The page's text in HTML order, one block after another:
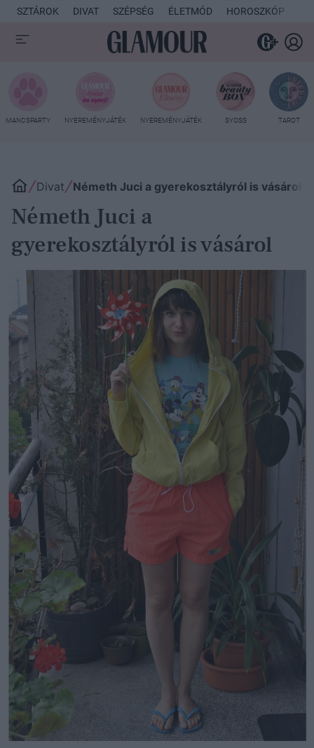
SZTÁROK DIVAT SZÉPSÉG ÉLETMÓD HOROSZKÓP
MANCSPARTY NYEREMÉNYJÁTÉK NYEREMÉNYJÁTÉK SYOSS TAROT
Divat Németh Juci a gyerekosztályról is vásárol
Németh Juci a
gyerekosztályról is vásárol